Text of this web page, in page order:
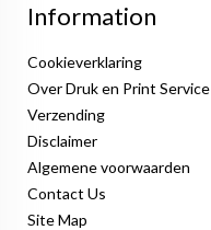
Information
Cookieverklaring
Over Druk en Print Service
Verzending
Disclaimer
Algemene voorwaarden
Contact Us
Site Map